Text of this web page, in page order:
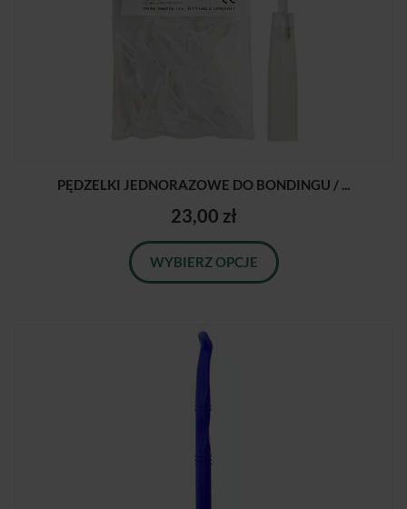
PĘDZELKI JEDNORAZOWE DO BONDINGU / ...
23,00 zł
WYBIERZ OPCJE